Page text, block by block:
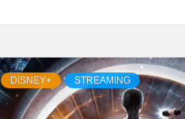
DISNEY+ STREAMING